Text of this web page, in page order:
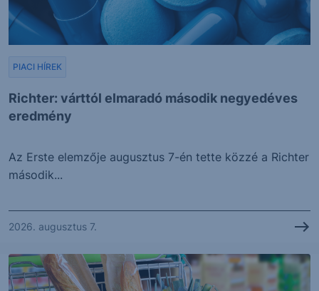
Richter: várttól elmaradó második negyedéves
eredmény
PIACI HÍREK
Az Erste elemzője augusztus 7-én tette közzé a Richter
második...
2026. augusztus 7.